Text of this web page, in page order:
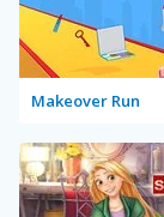
Makeover Run